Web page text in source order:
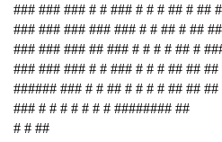
### ### ### # # ### # # # ## # ##
### ### ### ### ### # # ## # ##
### ### ### ## ### # # # # ## #
### ### ### # # ### # # # ## ##
###### ### # # ## # # # # ## ##
### # # # # # # # ######## ##
# # ##